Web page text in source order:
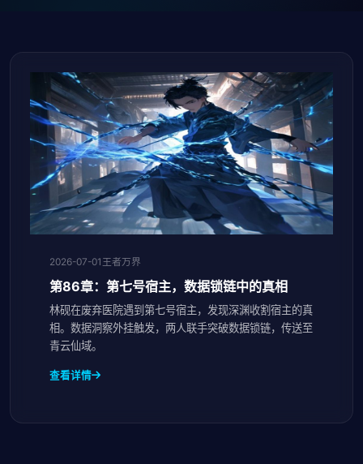
2026-07-01 王者万界
第86章：第七号宿主，数据锁链中的真相
林砚在废弃医院遇到第七号宿主，发现深渊收割宿主的真
相。数据洞察外挂触发，两人联手突破数据锁链，传送至
青云仙域。
查看详情